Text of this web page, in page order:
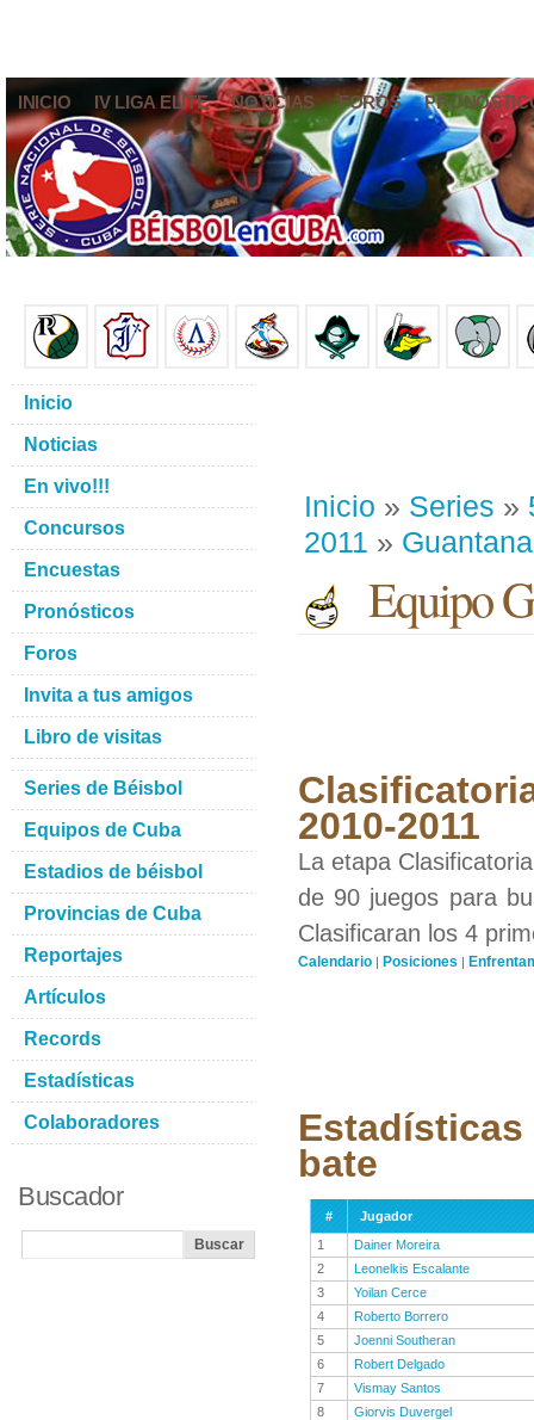
INICIO IV LIGA ELITE NOTICIAS FOROS
Inicio » Series »
2011 »
Equipo
2010-2011
La etapa
de 90 juegos para
Clasificaran los 4
Calendario | Posiciones |
Estadísticas
bate
#
Jugador
1
Dainer Moreira
2
Leonelkis Escalante
3
Yoilan Cerce
4
Roberto Borrero
5
Joenni Southeran
6
Robert Delgado
7
Vismay Santos
8
Giorvis Duvergel
Inicio
Noticias
En vivo!!!
Concursos
Encuestas
Pronósticos
Foros
Invita a tus amigos
Libro de visitas
Series de Béisbol
Equipos de Cuba
Estadios de béisbol
Provincias de Cuba
Reportajes
Artículos
Records
Estadísticas
Colaboradores
Buscador